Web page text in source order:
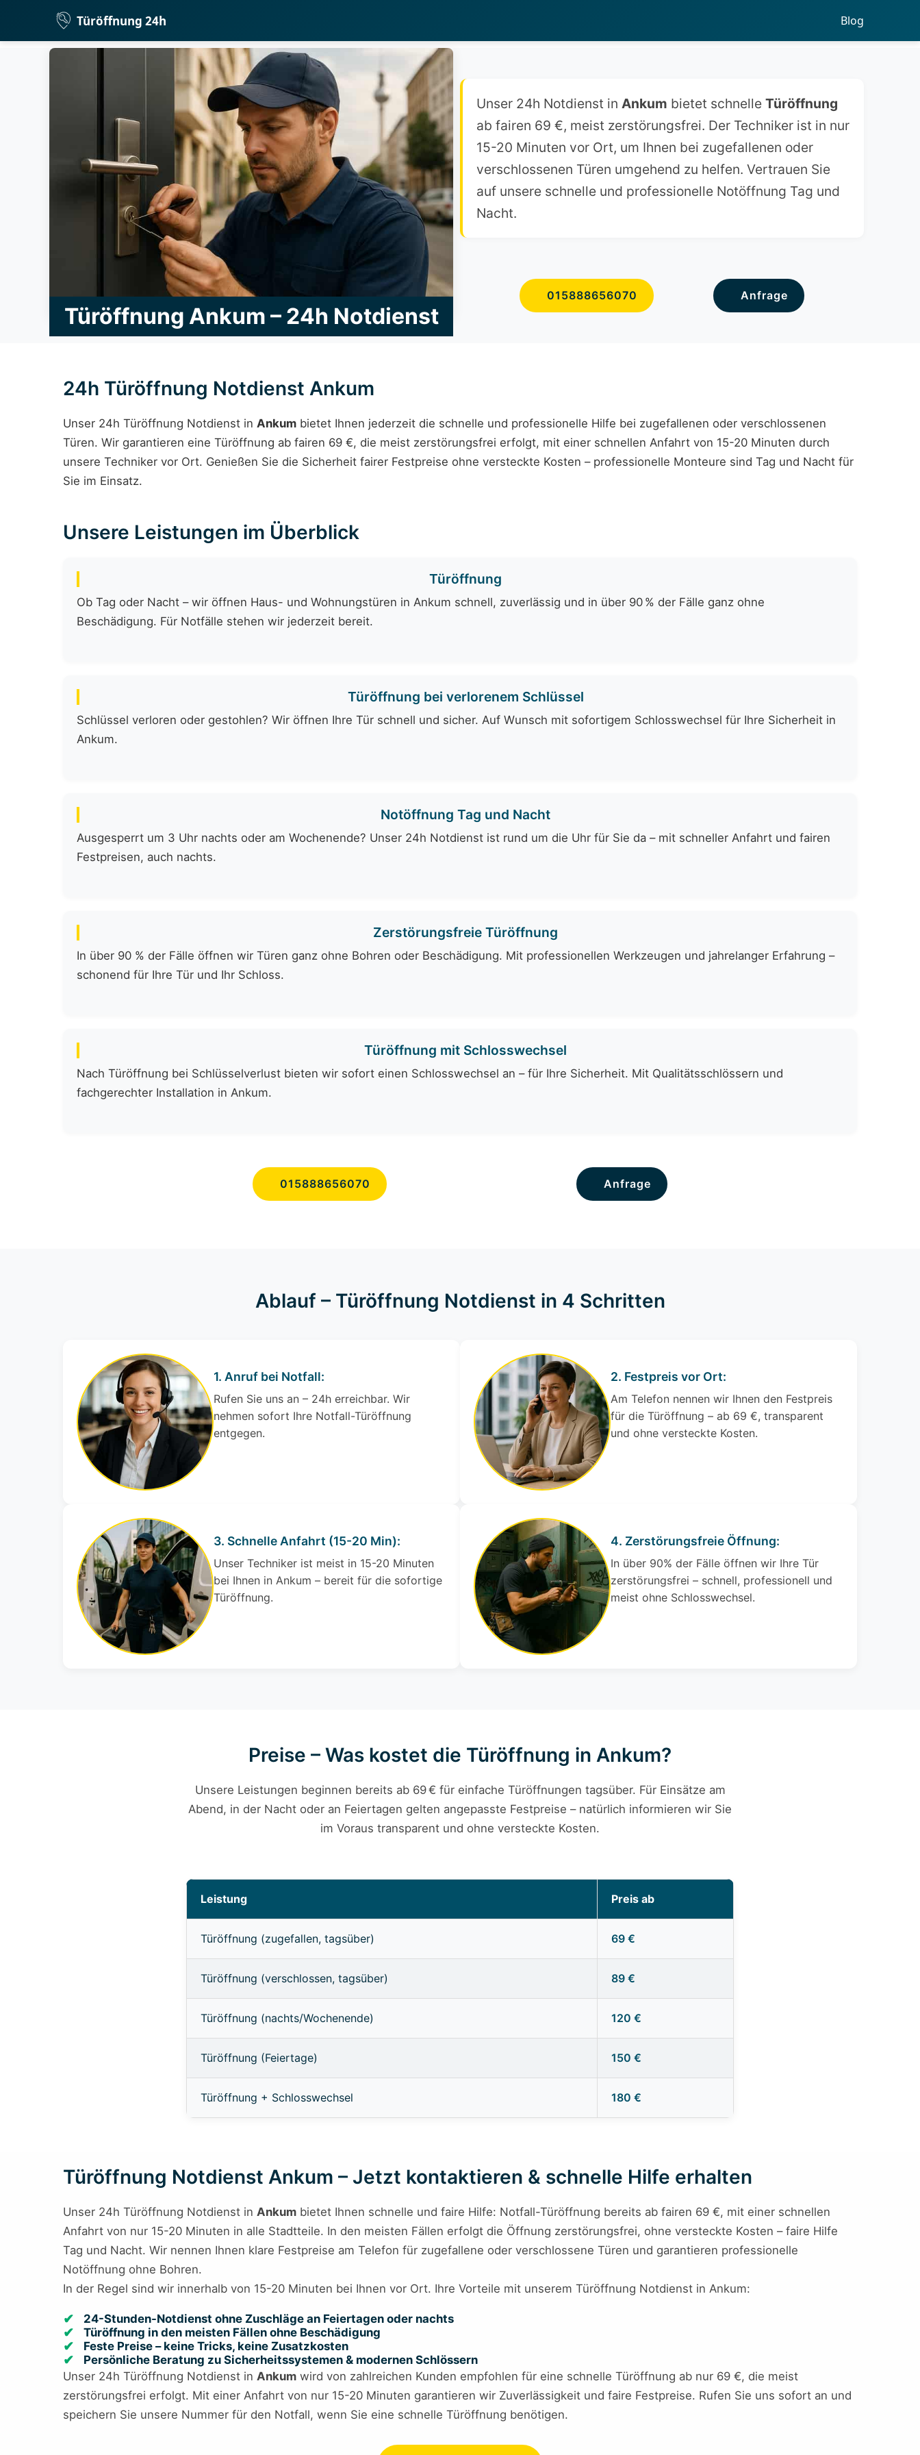
Türöffnung 24h Blog
Türöffnung Ankum – 24h Notdienst
Unser 24h Notdienst in Ankum bietet schnelle Türöffnung
ab fairen 69 €, meist zerstörungsfrei. Der Techniker ist in nur
15-20 Minuten vor Ort, um Ihnen bei zugefallenen oder
verschlossenen Türen umgehend zu helfen. Vertrauen Sie
auf unsere schnelle und professionelle Notöffnung Tag und
Nacht.
015888656070 Anfrage
24h Türöffnung Notdienst Ankum
Unser 24h Türöffnung Notdienst in Ankum bietet Ihnen jederzeit die schnelle und professionelle Hilfe bei zugefallenen oder verschlossenen
Türen. Wir garantieren eine Türöffnung ab fairen 69 €, die meist zerstörungsfrei erfolgt, mit einer schnellen Anfahrt von 15-20 Minuten durch
unsere Techniker vor Ort. Genießen Sie die Sicherheit fairer Festpreise ohne versteckte Kosten – professionelle Monteure sind Tag und Nacht für
Sie im Einsatz.
Unsere Leistungen im Überblick
Türöffnung
Ob Tag oder Nacht – wir öffnen Haus- und Wohnungstüren in Ankum schnell, zuverlässig und in über 90 % der Fälle ganz ohne
Beschädigung. Für Notfälle stehen wir jederzeit bereit.
Türöffnung bei verlorenem Schlüssel
Schlüssel verloren oder gestohlen? Wir öffnen Ihre Tür schnell und sicher. Auf Wunsch mit sofortigem Schlosswechsel für Ihre Sicherheit in
Ankum.
Notöffnung Tag und Nacht
Ausgesperrt um 3 Uhr nachts oder am Wochenende? Unser 24h Notdienst ist rund um die Uhr für Sie da – mit schneller Anfahrt und fairen
Festpreisen, auch nachts.
Zerstörungsfreie Türöffnung
In über 90 % der Fälle öffnen wir Türen ganz ohne Bohren oder Beschädigung. Mit professionellen Werkzeugen und jahrelanger Erfahrung –
schonend für Ihre Tür und Ihr Schloss.
Türöffnung mit Schlosswechsel
Nach Türöffnung bei Schlüsselverlust bieten wir sofort einen Schlosswechsel an – für Ihre Sicherheit. Mit Qualitätsschlössern und
fachgerechter Installation in Ankum.
015888656070 Anfrage
Ablauf – Türöffnung Notdienst in 4 Schritten
1. Anruf bei Notfall:
Rufen Sie uns an – 24h erreichbar. Wir
nehmen sofort Ihre Notfall-Türöffnung
entgegen.
2. Festpreis vor Ort:
Am Telefon nennen wir Ihnen den Festpreis
für die Türöffnung – ab 69 €, transparent
und ohne versteckte Kosten.
3. Schnelle Anfahrt (15-20 Min):
Unser Techniker ist meist in 15-20 Minuten
bei Ihnen in Ankum – bereit für die sofortige
Türöffnung.
4. Zerstörungsfreie Öffnung:
In über 90% der Fälle öffnen wir Ihre Tür
zerstörungsfrei – schnell, professionell und
meist ohne Schlosswechsel.
Preise – Was kostet die Türöffnung in Ankum?
Unsere Leistungen beginnen bereits ab 69 € für einfache Türöffnungen tagsüber. Für Einsätze am
Abend, in der Nacht oder an Feiertagen gelten angepasste Festpreise – natürlich informieren wir Sie
im Voraus transparent und ohne versteckte Kosten.
Leistung Preis ab
Türöffnung (zugefallen, tagsüber) 69 €
Türöffnung (verschlossen, tagsüber) 89 €
Türöffnung (nachts/Wochenende) 120 €
Türöffnung (Feiertage) 150 €
Türöffnung + Schlosswechsel 180 €
Türöffnung Notdienst Ankum – Jetzt kontaktieren & schnelle Hilfe erhalten
Unser 24h Türöffnung Notdienst in Ankum bietet Ihnen schnelle und faire Hilfe: Notfall-Türöffnung bereits ab fairen 69 €, mit einer schnellen
Anfahrt von nur 15-20 Minuten in alle Stadtteile. In den meisten Fällen erfolgt die Öffnung zerstörungsfrei, ohne versteckte Kosten – faire Hilfe
Tag und Nacht. Wir nennen Ihnen klare Festpreise am Telefon für zugefallene oder verschlossene Türen und garantieren professionelle
Notöffnung ohne Bohren.
In der Regel sind wir innerhalb von 15-20 Minuten bei Ihnen vor Ort. Ihre Vorteile mit unserem Türöffnung Notdienst in Ankum:
24-Stunden-Notdienst ohne Zuschläge an Feiertagen oder nachts
Türöffnung in den meisten Fällen ohne Beschädigung
Feste Preise – keine Tricks, keine Zusatzkosten
Persönliche Beratung zu Sicherheitssystemen & modernen Schlössern
Unser 24h Türöffnung Notdienst in Ankum wird von zahlreichen Kunden empfohlen für eine schnelle Türöffnung ab nur 69 €, die meist
zerstörungsfrei erfolgt. Mit einer Anfahrt von nur 15-20 Minuten garantieren wir Zuverlässigkeit und faire Festpreise. Rufen Sie uns sofort an und
speichern Sie unsere Nummer für den Notfall, wenn Sie eine schnelle Türöffnung benötigen.